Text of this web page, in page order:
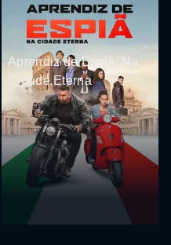
Aprendiz de Espiã: Na
Cidade Eterna